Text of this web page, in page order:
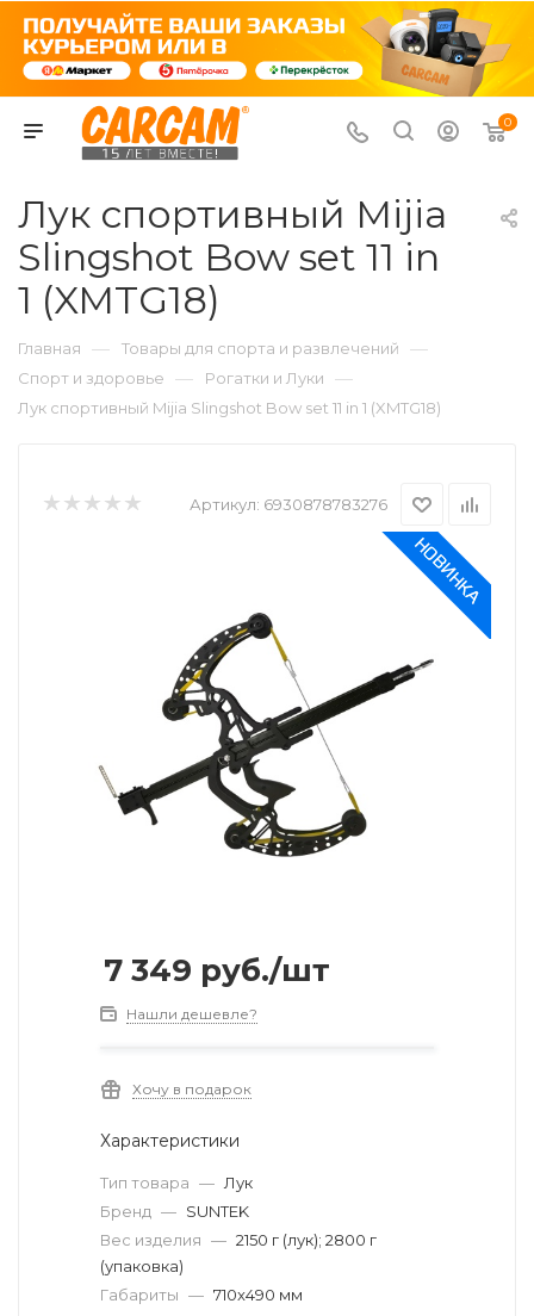
0
Лук спортивный Mijia
Slingshot Bow set 11 in
1 (XMTG18)
Главная — Товары для спорта и развлечений —
Спорт и здоровье — Рогатки и Луки —
Лук спортивный Mijia Slingshot Bow set 11 in 1 (XMTG18)
Артикул: 6930878783276
7 349 руб./шт
Нашли дешевле?
Хочу в подарок
Характеристики
Тип товара — Лук
Бренд — SUNTEK
Вес изделия — 2150 г (лук); 2800 г
(упаковка)
Габариты — 710x490 мм